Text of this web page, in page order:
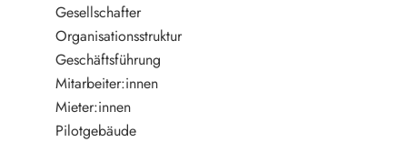
Gesellschafter
Organisationsstruktur
Geschäftsführung
Mitarbeiter:innen
Mieter:innen
Pilotgebäude